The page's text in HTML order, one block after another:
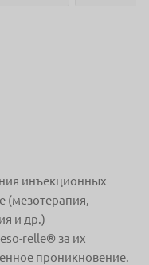
инъекционных
(мезотерапия,
и др.)
relle® за их
проникновение.